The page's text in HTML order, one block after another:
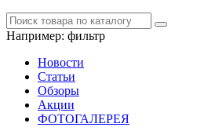
Например: фильтр
Новости
Статьи
Обзоры
Акции
ФОТОГАЛЕРЕЯ